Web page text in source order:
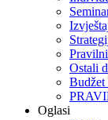
Ostali
Oglasi